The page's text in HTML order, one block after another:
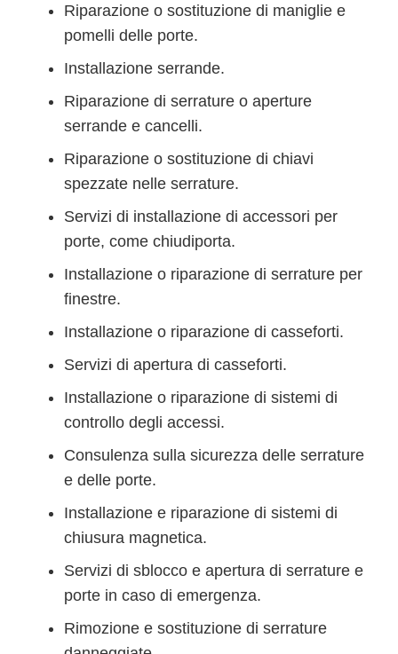
Riparazione o sostituzione di maniglie e
pomelli delle porte.
Installazione serrande.
Riparazione di serrature o aperture
serrande e cancelli.
Riparazione o sostituzione di chiavi
spezzate nelle serrature.
Servizi di installazione di accessori per
porte, come chiudiporta.
Installazione o riparazione di serrature per
finestre.
Installazione o riparazione di casseforti.
Servizi di apertura di casseforti.
Installazione o riparazione di sistemi di
controllo degli accessi.
Consulenza sulla sicurezza delle serrature
e delle porte.
Installazione e riparazione di sistemi di
chiusura magnetica.
Servizi di sblocco e apertura di serrature e
porte in caso di emergenza.
Rimozione e sostituzione di serrature